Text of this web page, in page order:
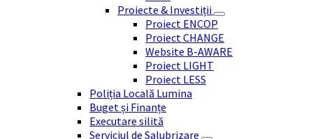
Proiecte & Investiții
Proiect ENCOP
Proiect CHANGE
Website B-AWARE
Proiect LIGHT
Proiect LESS
Poliția Locală Lumina
Buget și Finanțe
Executare silită
Serviciul de Salubrizare